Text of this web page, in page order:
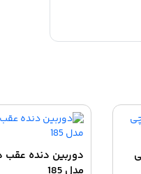
دوربین دنده عقب